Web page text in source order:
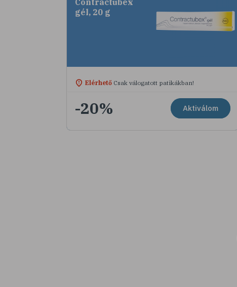
gél, 20 g
ElérhetőCsak válogatott patikákban!
-20% Aktiválom